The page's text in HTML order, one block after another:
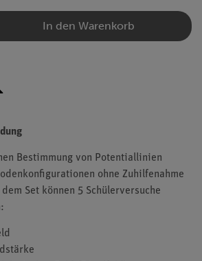
In den Warenkorb
Bestimmung von Potentiallinien
ohne Zuhilfenahme
Set können 5 Schülerversuche